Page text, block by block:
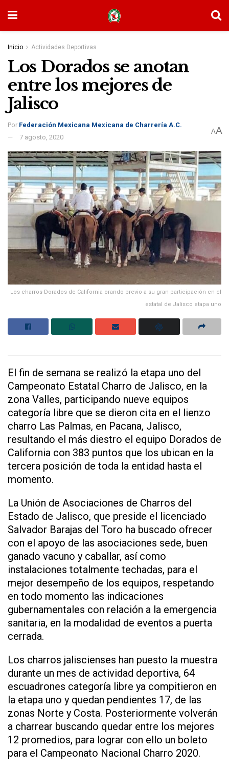
Inicio Actividades Deportivas
Los Dorados se anotan
entre los mejores de
Jalisco
Por Federación Mexicana Mexicana de Charrería A.C.
7 agosto, 2020
AA
Los charros Dorados de California orando previo a su gran participación en el
estatal de Jalisco etapa uno
El fin de semana se realizó la etapa uno del
Campeonato Estatal Charro de Jalisco, en la
zona Valles, participando nueve equipos
categoría libre que se dieron cita en el lienzo
charro Las Palmas, en Pacana, Jalisco,
resultando el más diestro el equipo Dorados de
California con 383 puntos que los ubican en la
tercera posición de toda la entidad hasta el
momento.
La Unión de Asociaciones de Charros del
Estado de Jalisco, que preside el licenciado
Salvador Barajas del Toro ha buscado ofrecer
con el apoyo de las asociaciones sede, buen
ganado vacuno y caballar, así como
instalaciones totalmente techadas, para el
mejor desempeño de los equipos, respetando
en todo momento las indicaciones
gubernamentales con relación a la emergencia
sanitaria, en la modalidad de eventos a puerta
cerrada.
Los charros jaliscienses han puesto la muestra
durante un mes de actividad deportiva, 64
escuadrones categoría libre ya compitieron en
la etapa uno y quedan pendientes 17, de las
zonas Norte y Costa. Posteriormente volverán
a charrear buscando quedar entre los mejores
12 promedios, para lograr con ello un boleto
para el Campeonato Nacional Charro 2020.